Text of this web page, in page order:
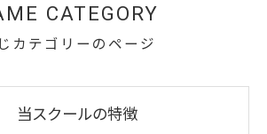
カテゴリーのページ
CATEGORY
当スクールの特徴